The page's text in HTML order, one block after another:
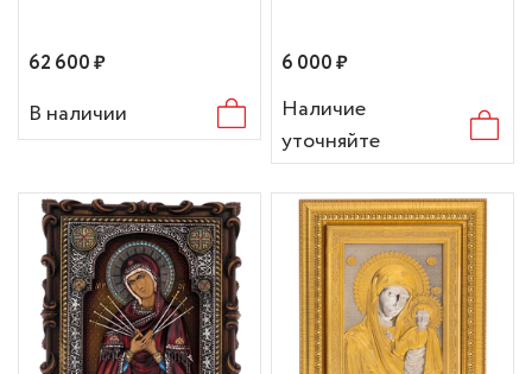
62 600 ₽
В наличии
6 000 ₽
Наличие
уточняйте